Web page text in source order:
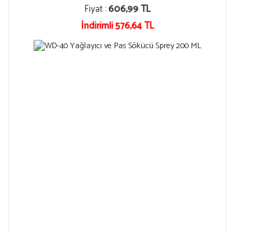
Fiyat :606,99 TL
İndirimli 576,64 TL